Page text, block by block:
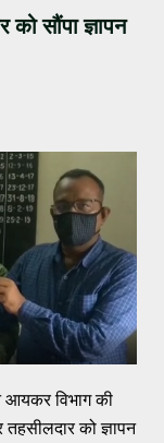
सौंपा ज्ञापन
आयकर विभाग की
को ज्ञापन